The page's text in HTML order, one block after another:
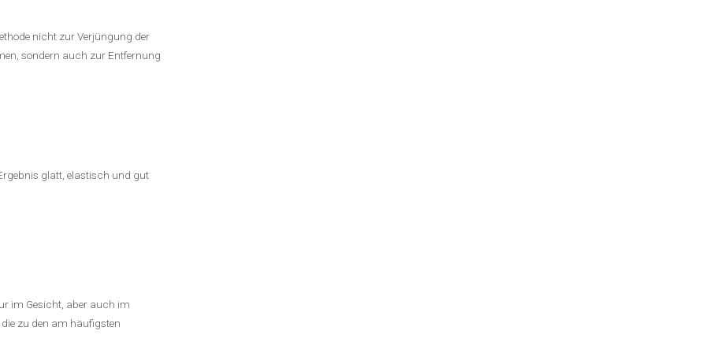
nicht zur Verjüngung der
sondern auch zur Entfernung
glatt, elastisch und gut
im Gesicht, aber auch im
zu den am häufigsten